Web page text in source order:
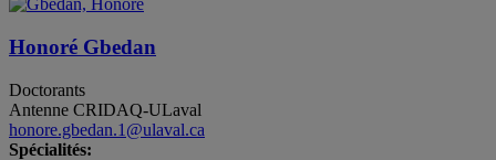
Honoré Gbedan
Doctorants
Antenne CRIDAQ-ULaval
honore.gbedan.1@ulaval.ca
Spécialités: